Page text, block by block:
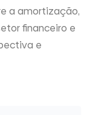
a amortização,
financeiro e
e